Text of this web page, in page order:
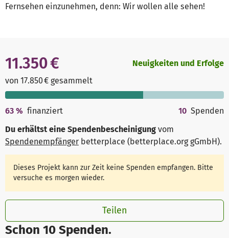
Fernsehen einzunehmen, denn: Wir wollen alle sehen!
Schon 10 Spenden.
11.350 €
von 17.850 € gesammelt
Neuigkeiten und Erfolge
63 % finanziert 10 Spenden
Du erhältst eine Spendenbescheinigung vom
Spendenempfänger betterplace (betterplace.org gGmbH).
Dieses Projekt kann zur Zeit keine Spenden empfangen. Bitte
versuche es morgen wieder.
Teilen